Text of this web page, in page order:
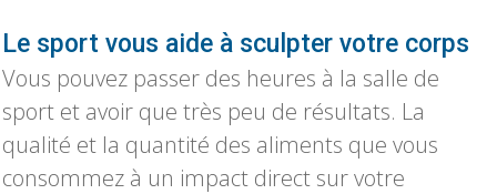
Le sport vous aide à sculpter votre corps
Vous pouvez passer des heures à la salle de
sport et avoir que très peu de résultats. La
qualité et la quantité des aliments que vous
consommez à un impact direct sur votre